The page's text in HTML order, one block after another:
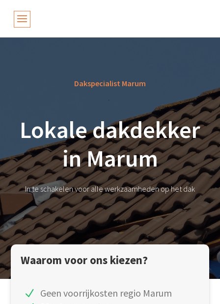
Dakspecialist Marum
Lokale dakdekker
in Marum
In te schakelen voor alle werkzaamheden op het dak
Waarom voor ons kiezen?
Geen voorrijkosten regio Marum